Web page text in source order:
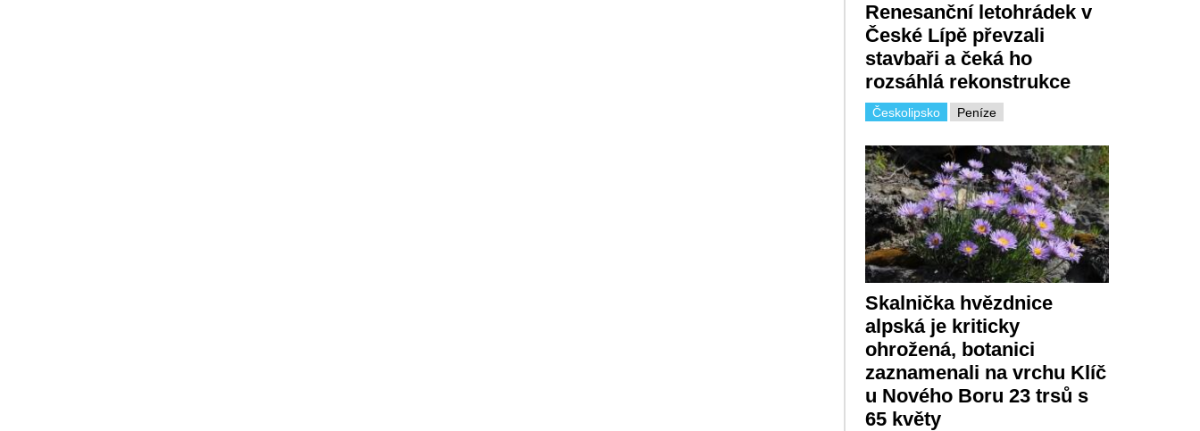
Renesanční letohrádek v
České Lípě převzali
stavbaři a čeká ho
rozsáhlá rekonstrukce
Českolipsko Peníze
Skalnička hvězdnice
alpská je kriticky
ohrožená, botanici
zaznamenali na vrchu Klíč
u Nového Boru 23 trsů s
65 květy